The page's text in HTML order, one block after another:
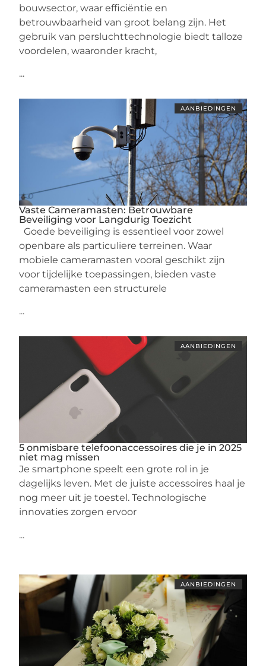
bouwsector, waar efficiëntie en
betrouwbaarheid van groot belang zijn. Het
gebruik van persluchttechnologie biedt talloze
voordelen, waaronder kracht,
...
AANBIEDINGEN
Vaste Cameramasten: Betrouwbare
Beveiliging voor Langdurig Toezicht
Goede beveiliging is essentieel voor zowel
openbare als particuliere terreinen. Waar
mobiele cameramasten vooral geschikt zijn
voor tijdelijke toepassingen, bieden vaste
cameramasten een structurele
...
AANBIEDINGEN
5 onmisbare telefoonaccessoires die je in 2025
niet mag missen
Je smartphone speelt een grote rol in je
dagelijks leven. Met de juiste accessoires haal je
nog meer uit je toestel. Technologische
innovaties zorgen ervoor
...
AANBIEDINGEN